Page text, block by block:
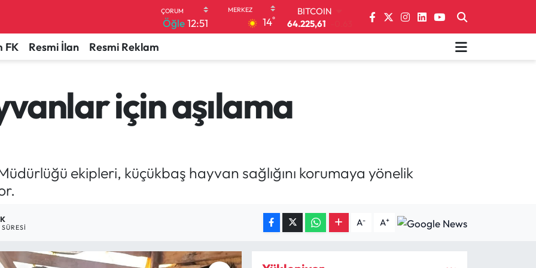
Öğle12:51 14°
DOLAR
47,7143
6510.40
FK Resmi İlan Resmi Reklam
için aşılama
ekipleri, küçükbaş hayvan sağlığını korumaya yönelik
A- A+